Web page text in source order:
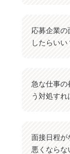
応募企業の
したらいい
急な仕事の
う対処すれ
面接日程が
悪くならな